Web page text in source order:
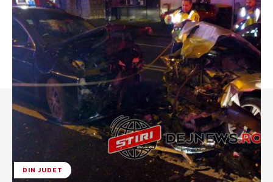
DIN JUDET